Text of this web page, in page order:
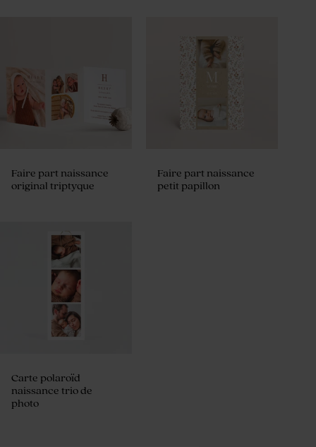
Faire part naissance
original triptyque
Faire part naissance
petit papillon
Carte polaroïd
naissance trio de
photo